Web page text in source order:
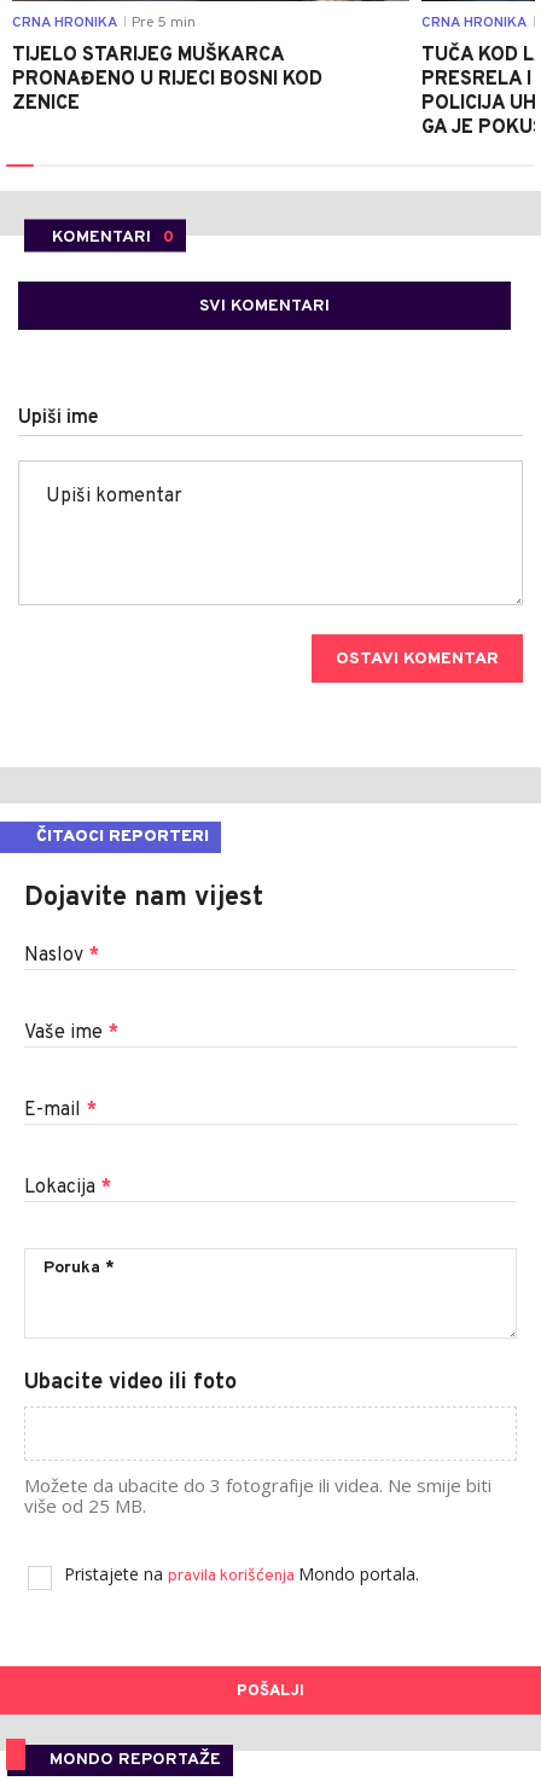
CRNA HRONIKA Pre 5 min
TIJELO STARIJEG MUŠKARCA
PRONAĐENO U RIJECI BOSNI KOD
ZENICE
CRNA HRONIKA
TUČA KOD
PRESRELA I
POLICIJA
GA JE
KOMENTARI 0
SVI KOMENTARI
Upiši ime
OSTAVI KOMENTAR
ČITAOCI REPORTERI
Dojavite nam vijest
Naslov *
Vaše ime *
E-mail *
Lokacija *
Ubacite video ili foto
Možete da ubacite do 3 fotografije ili videa. Ne smije biti
više od 25 MB.
Pristajete na pravila korišćenja Mondo portala.
POŠALJI
MONDO REPORTAŽE